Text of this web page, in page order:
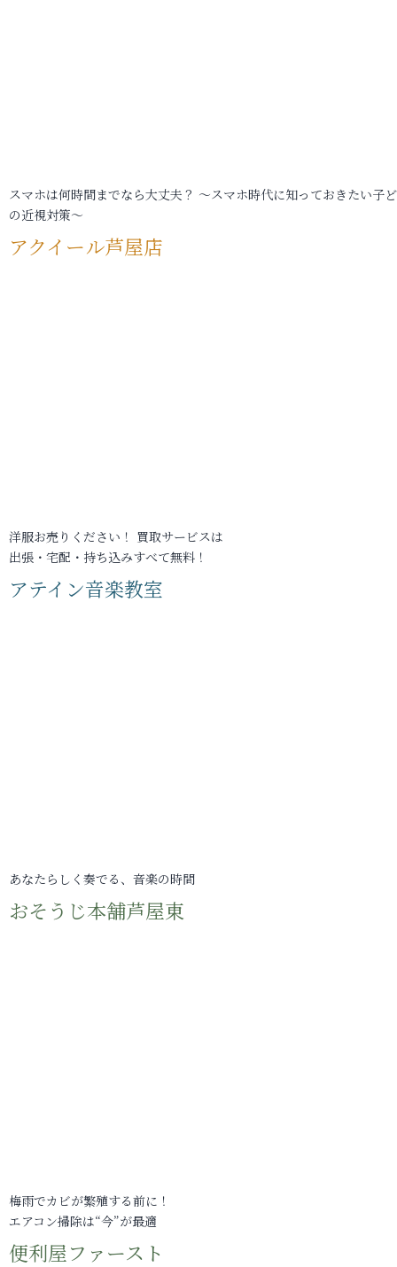
スマホは何時間までなら大丈夫？ ～スマホ時代に知っておきたい子
の近視対策～
アクイール芦屋店
洋服お売りください！ 買取サービスは
出張・宅配・持ち込みすべて無料！
アテイン音楽教室
あなたらしく奏でる、音楽の時間
おそうじ本舗芦屋東
梅雨でカビが繁殖する前に！
エアコン掃除は“今”が最適
便利屋ファースト